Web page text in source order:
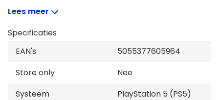
onderzoekscentrum in de Verenigde Staten van
Amerika binnen te gaan. Wees echter voorzichtig,
want in de duisternis van de desolate, labyrintische
diepten van het militaire onderzoekscentrum wacht
Lees meer
Specificaties
EAN's
5055377605964
Store only
Nee
Systeem
PlayStation 5 (PS5)